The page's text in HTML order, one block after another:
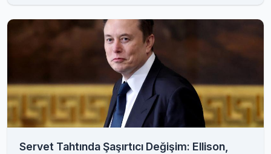
Servet Tahtında Şaşırtıcı Değişim: Ellison,